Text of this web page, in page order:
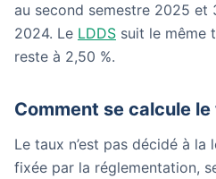
au second semestre 2025 et
2024. Le LDDS suit le même
reste à 2,50 %.
Comment se calcule le
Le taux n’est pas décidé à la
fixée par la réglementation,